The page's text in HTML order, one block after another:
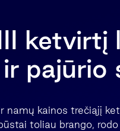
ketvirtį
pajūrio
namų kainos trečiąjį
toliau brango,